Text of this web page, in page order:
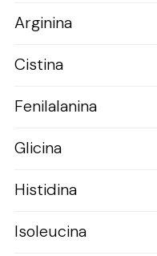
Arginina
Cistina
Fenilalanina
Glicina
Histidina
Isoleucina